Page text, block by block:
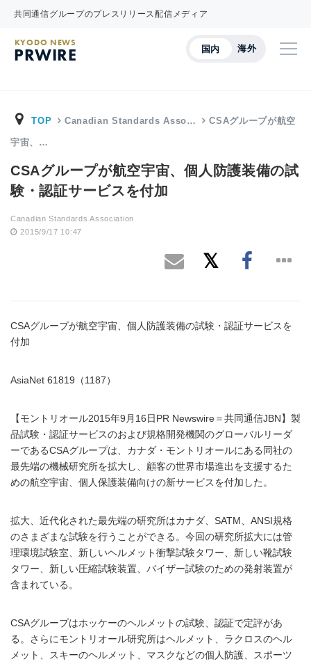
共同通信グループのプレスリリース配信メディア
国内 海外
KYODO NEWS
PRWIRE
TOP Canadian Standards Asso… CSAグループが航空
宇宙、…
CSAグループが航空宇宙、個人防護装備の試
験・認証サービスを付加
Canadian Standards Association
2015/9/17 10:47
CSAグループが航空宇宙、個人防護装備の試験・認証サービスを
付加
AsiaNet 61819（1187）
【モントリオール2015年9月16日PR Newswire＝共同通信JBN】製
品試験・認証サービスのおよび規格開発機関のグローバルリーダ
ーであるCSAグループは、カナダ・モントリオールにある同社の
最先端の機械研究所を拡大し、顧客の世界市場進出を支援するた
めの航空宇宙、個人保護装備向けの新サービスを付加した。
拡大、近代化された最先端の研究所はカナダ、SATM、ANSI規格
のさまざまな試験を行うことができる。今回の研究所拡大には管
理環境試験室、新しいヘルメット衝撃試験タワー、新しい靴試験
タワー、新しい圧縮試験装置、バイザー試験のための発射装置が
含まれている。
CSAグループはホッケーのヘルメットの試験、認証で定評があ
る。さらにモントリオール研究所はヘルメット、ラクロスのヘル
メット、スキーのヘルメット、マスクなどの個人防護、スポーツ